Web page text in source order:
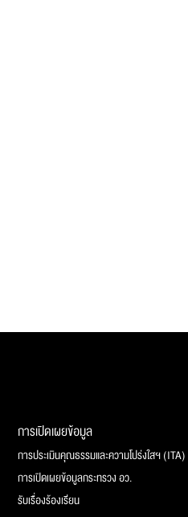
การเปิดเผยข้อมูล
การประเมินคุณธรรมและความโปร่งใสฯ (ITA)
การเปิดเผยข้อมูลกระทรวง อว.
รับเรื่องร้องเรียน